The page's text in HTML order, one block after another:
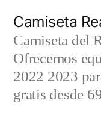
contenido
Camiseta
Camiseta del
Ofrecemos
2022 2023
gratis desde